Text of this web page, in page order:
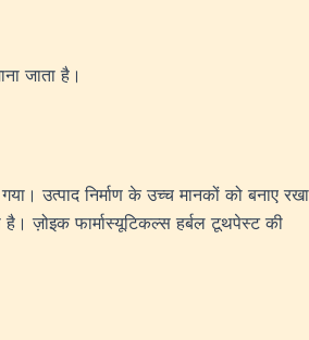
जाता है।
उत्पाद निर्माण के उच्च मानकों को बनाए रखा
ज़ोइक फार्मास्यूटिकल्स हर्बल टूथपेस्ट की